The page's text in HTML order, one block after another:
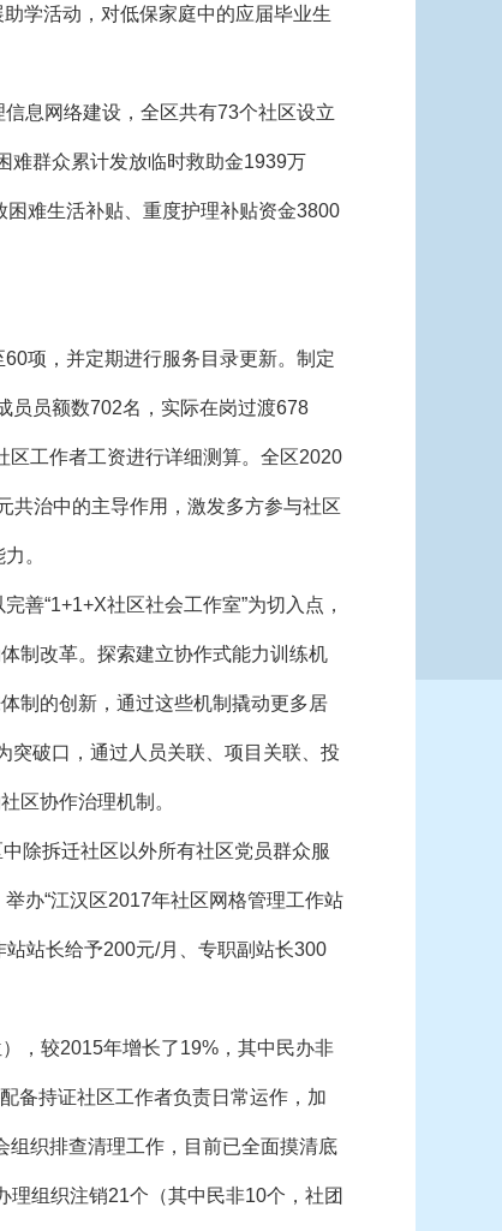
学活动，对低保家庭中的应届毕业生
息网络建设，全区共有73个社区设立
难群众累计发放临时救助金1939万
难生活补贴、重度护理补贴资金3800
项，并定期进行服务目录更新。制定
员员额数702名，实际在岗过渡678
工作者工资进行详细测算。全区2020
共治中的主导作用，激发多方参与社区
。
善“1+1+X社区社会工作室”为切入点，
制改革。探索建立协作式能力训练机
制的创新，通过这些机制撬动更多居
突破口，通过人员关联、项目关联、投
区协作治理机制。
除拆迁社区以外所有社区党员群众服
办“江汉区2017年社区网格管理工作站
站长给予200元/月、专职副站长300
，较2015年增长了19%，其中民办非
备持证社区工作者负责日常运作，加
组织排查清理工作，目前已全面摸清底
理组织注销21个（其中民非10个，社团